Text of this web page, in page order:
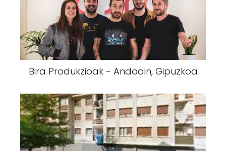
Bira Produkzioak - Andoain, Gipuzkoa